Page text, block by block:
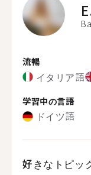
流暢
イタリア語
学習中の言語
ドイツ語
好きなトピッ